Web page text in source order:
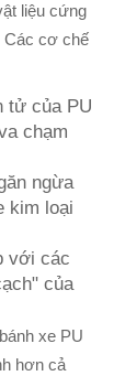
liệu cứng
Các cơ chế
tử của PU
chạm
ngừa
kim loại
với các
của
xe PU
hơn cả